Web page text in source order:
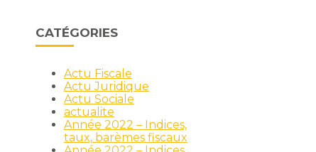
CATÉGORIES
Actu Fiscale
Actu Juridique
Actu Sociale
actualite
Année 2022 – Indices,
taux, barèmes fiscaux